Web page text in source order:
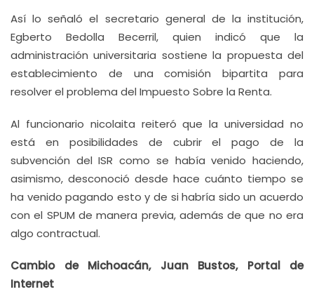
Así lo señaló el secretario general de la institución,
Egberto Bedolla Becerril, quien indicó que la
administración universitaria sostiene la propuesta del
establecimiento de una comisión bipartita para
resolver el problema del Impuesto Sobre la Renta.
Al funcionario nicolaita reiteró que la universidad no
está en posibilidades de cubrir el pago de la
subvención del ISR como se había venido haciendo,
asimismo, desconoció desde hace cuánto tiempo se
ha venido pagando esto y de si habría sido un acuerdo
con el SPUM de manera previa, además de que no era
algo contractual.
Cambio de Michoacán, Juan Bustos, Portal de
Internet